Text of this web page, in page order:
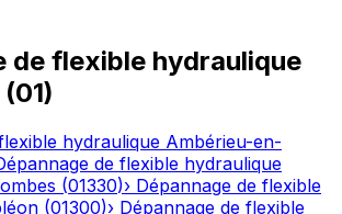
de flexible hydraulique
(01)
hydraulique Ambérieu-en-
de flexible hydraulique
(01330)› Dépannage de flexible
(01300)› Dépannage de flexible